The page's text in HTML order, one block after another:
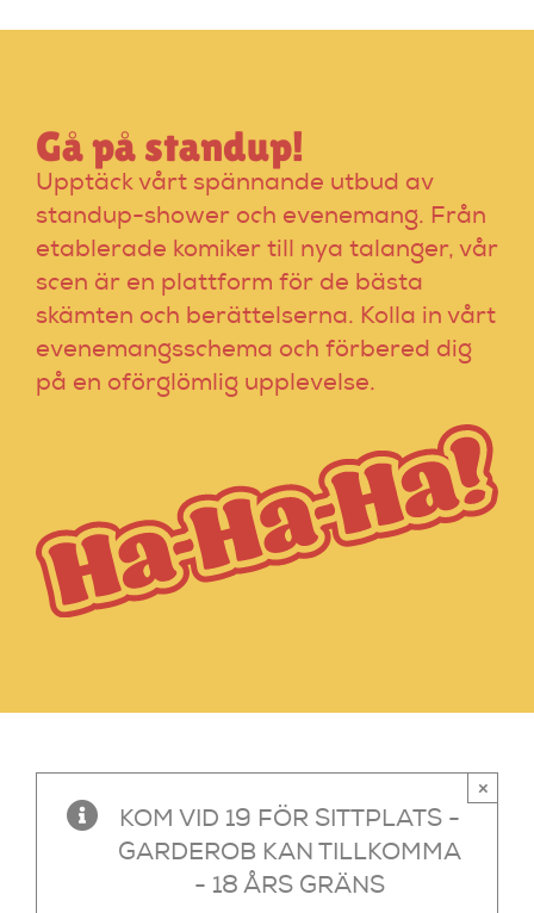
scenframträdande.
Gå på standup!
Upptäck vårt spännande utbud av
standup-shower och evenemang. Från
etablerade komiker till nya talanger, vår
scen är en plattform för de bästa
skämten och berättelserna. Kolla in vårt
evenemangsschema och förbered dig
på en oförglömlig upplevelse.
KOM VID 19 FÖR SITTPLATS -
GARDEROB KAN TILLKOMMA
- 18 ÅRS GRÄNS
×